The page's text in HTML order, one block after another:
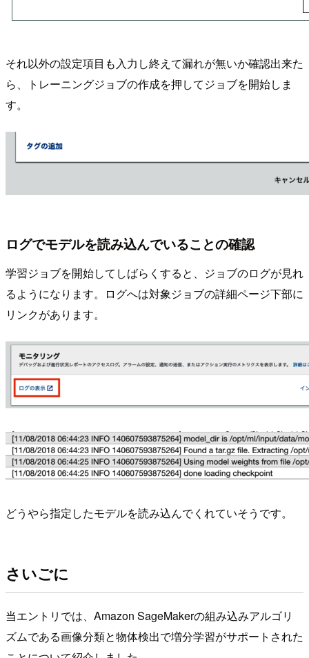
それ以外の設定項目も入力し終えて漏れが無いか確認出来た
ら、トレーニングジョブの作成を押してジョブを開始しま
す。
ログでモデルを読み込んでいることの確認
学習ジョブを開始してしばらくすると、ジョブのログが見れ
るようになります。ログへは対象ジョブの詳細ページ下部に
リンクがあります。
どうやら指定したモデルを読み込んでくれていそうです。
さいごに
当エントリでは、Amazon SageMakerの組み込みアルゴリ
ズムである画像分類と物体検出で増分学習がサポートされた